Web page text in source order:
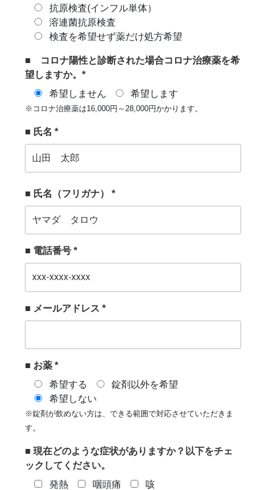
抗原検査(インフル単体）
溶連菌抗原検査
検査を希望せず薬だけ処方希望
■ コロナ陽性と診断された場合コロナ治療薬を希
望しますか。*
希望しません
希望します
※コロナ治療薬は16,000円～28,000円かかります。
■ 氏名 *
■ 氏名（フリガナ） *
■ 電話番号 *
■ メールアドレス *
■ お薬 *
希望する
錠剤以外を希望
希望しない
※錠剤が飲めない方は、できる範囲で対応させていただきま
す。
■ 現在どのような症状がありますか？以下をチェ
ックしてください。
発熱
咽頭痛
咳